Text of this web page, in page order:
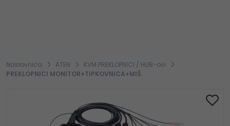
Naslovnica ATEN
KVM PREKLOPNICI / HUB-ovi
PREKLOPNICI MONITOR+TIPKOVNICA+MIŠ